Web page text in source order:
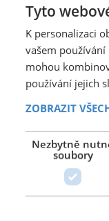
30. letech 20.
ekonomického,
tamních Židů,
rapidně zhoršuje.
prezidentovi
Moritz brzy
Tyto
K personalizaci
vašem
mohou
používání jejich
ZOBRAZIT
Nezbytně
soubory